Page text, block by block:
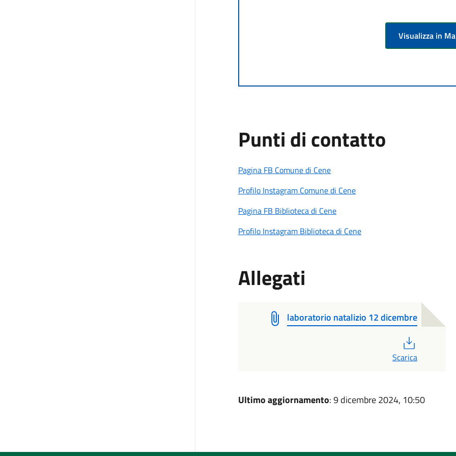
Visualizza in
Punti di contatto
Pagina FB Comune di Cene
Profilo Instagram Comune di Cene
Pagina FB Biblioteca di Cene
Profilo Instagram Biblioteca di Cene
Allegati
laboratorio natalizio 12 dicembre
Scarica
Ultimo aggiornamento: 9 dicembre 2024, 10:50